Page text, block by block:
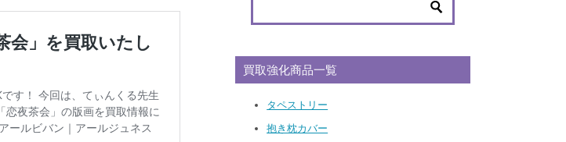
買取強化商品一覧
タペストリー
抱き枕カバー